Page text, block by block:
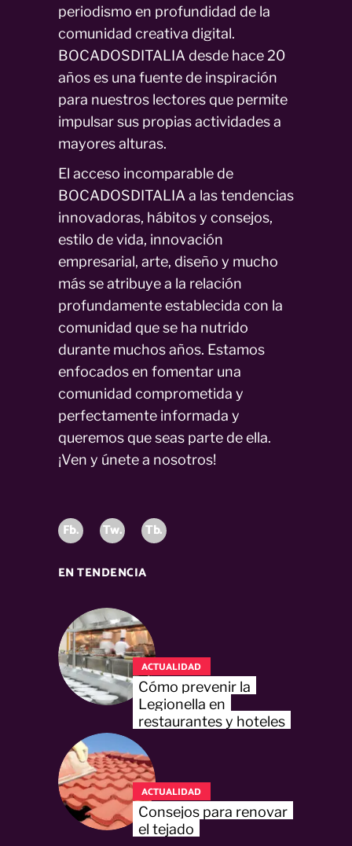
periodismo en profundidad de la
comunidad creativa digital.
BOCADOSDITALIA desde hace 20
años es una fuente de inspiración
para nuestros lectores que permite
impulsar sus propias actividades a
mayores alturas.
El acceso incomparable de
BOCADOSDITALIA a las tendencias
innovadoras, hábitos y consejos,
estilo de vida, innovación
empresarial, arte, diseño y mucho
más se atribuye a la relación
profundamente establecida con la
comunidad que se ha nutrido
durante muchos años. Estamos
enfocados en fomentar una
comunidad comprometida y
perfectamente informada y
queremos que seas parte de ella.
¡Ven y únete a nosotros!
Fb. Tw. Tb.
EN TENDENCIA
ACTUALIDAD
Cómo prevenir la
Legionella en
restaurantes y hoteles
ACTUALIDAD
Consejos para renovar
el tejado